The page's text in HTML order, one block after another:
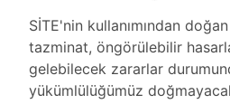
SİTE'nin kullanımından
tazminat, öngörülebilir
gelebilecek zararlar
yükümlülüğümüz